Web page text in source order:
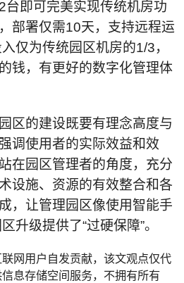
台即可完美实现传统机房功
部署仅需10天，支持远程运
仅为传统园区机房的1/3，
钱，有更好的数字化管理体
区的建设既要有理念高度与
调使用者的实际效益和效
在园区管理者的角度，充分
设施、资源的有效整合和各
，让管理园区像使用智能手
升级提供了“过硬保障”。
网用户自发贡献，该文观点仅代
息存储空间服务，不拥有所有